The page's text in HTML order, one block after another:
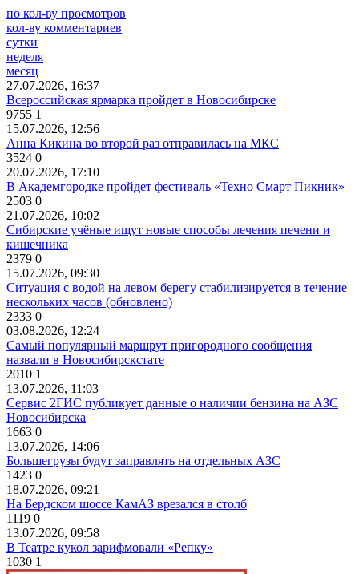
по кол-ву просмотров
кол-ву комментариев
сутки
неделя
месяц
27.07.2026, 16:37
Всероссийская ярмарка пройдет в Новосибирске
9755 1
15.07.2026, 12:56
Анна Кикина во второй раз отправилась на МКС
3524 0
20.07.2026, 17:10
В Академгородке пройдет фестиваль «Техно Смарт Пикник»
2503 0
21.07.2026, 10:02
Сибирские учёные ищут новые способы лечения печени и
кишечника
2379 0
15.07.2026, 09:30
Ситуация с водой на левом берегу стабилизируется в течение
нескольких часов (обновлено)
2333 0
03.08.2026, 12:24
Самый популярный маршрут пригородного сообщения
назвали в Новосибирскстате
2010 1
13.07.2026, 11:03
Сервис 2ГИС публикует данные о наличии бензина на АЗС
Новосибирска
1663 0
13.07.2026, 14:06
Большегрузы будут заправлять на отдельных АЗС
1423 0
18.07.2026, 09:21
На Бердском шоссе КамАЗ врезался в столб
1119 0
13.07.2026, 09:58
В Театре кукол зарифмовали «Репку»
1030 1